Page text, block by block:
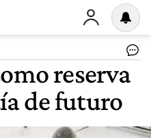
reserva
de futuro